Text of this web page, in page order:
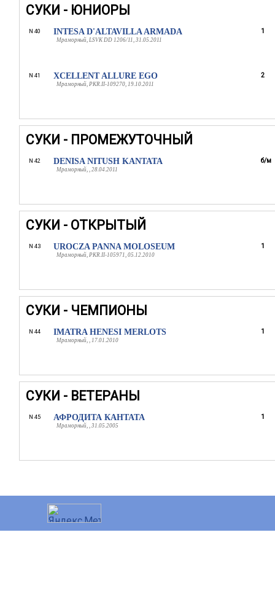
СУКИ - ЮНИОРЫ
N 40 INTESA D'ALTAVILLA ARMADA
Мраморный, LSVK DD 1206/11, 31.05.2011
1
N 41 XCELLENT ALLURE EGO
Мраморный, PKR.II-109270, 19.10.2011
2
СУКИ - ПРОМЕЖУТОЧНЫЙ
N 42 DENISA NITUSH KANTATA
Мраморный, , 28.04.2011
б/м
СУКИ - ОТКРЫТЫЙ
N 43 UROCZA PANNA MOLOSEUM
Мраморный, PKR.II-105971, 05.12.2010
1
СУКИ - ЧЕМПИОНЫ
N 44 IMATRA HENESI MERLOTS
Мраморный, , 17.01.2010
1
СУКИ - ВЕТЕРАНЫ
N 45 АФРОДИТА КАНТАТА
Мраморный, , 31.05.2005
1